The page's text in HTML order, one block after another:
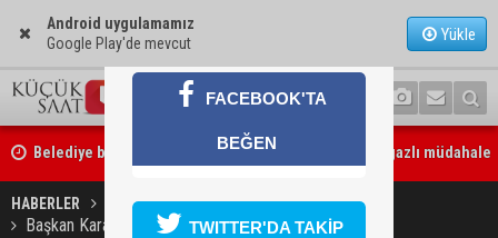
Android uygulamamız
Google Play'de mevcut
Yükle
Belediye binasına girmek isteyen servisçilere biber gazlı müdahale
Adana’da taziye evinde silah çeken kişi gözaltına alındı
HABERLER GÜNDEM
Başkan Karalar, Kurutulan ağaçlar hakkında konuştu
FACEBOOK'TA
BEĞEN
TWITTER'DA TAKİP